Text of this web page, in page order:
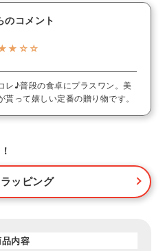
のコメント
レ♪普段の食卓にプラスワン。美
って嬉しい定番の贈り物です。
ッピング
内容